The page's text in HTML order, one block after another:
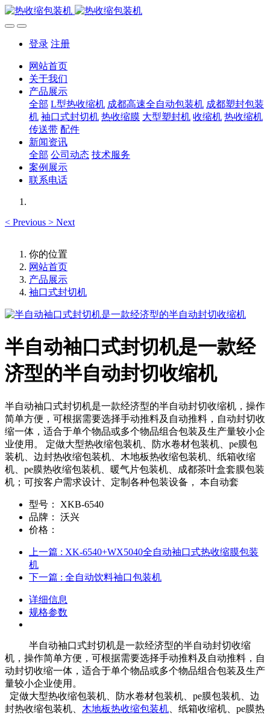
登录 注册
网站首页
关于我们
产品展示
全部 L型热收缩机 成都高速全自动包装机 成都塑封包装
机 袖口式封切机 热收缩膜 大型塑封机 收缩机 热收缩机
传送带 配件
新闻资讯
全部 公司动态 技术服务
案例展示
联系电话
< Previous > Next
你的位置
网站首页
产品展示
袖口式封切机
半自动袖口式封切机是一款经
济型的半自动封切收缩机
半自动袖口式封切机是一款经济型的半自动封切收缩机，操作
简单方便，可根据需要选择手动推料及自动推料，自动封切收
缩一体，适合于单个物品或多个物品组合包装及生产量较小企
业使用。 定做大型热收缩包装机、防水卷材包装机、pe膜包
装机、边封热收缩包装机、木地板热收缩包装机、纸箱收缩
机、pe膜热收缩包装机、暖气片包装机、成都茶叶盒套膜包装
机；可按客户需求设计、定制各种包装设备， 本自动套
型号：
XKB-6540
品牌：
沃兴
价格：
上一篇 : XK-6540+WX5040全自动袖口式热收缩膜包装
机
下一篇 : 全自动饮料袖口包装机
详细信息
规格参数
半自动袖口式封切机是一款经济型的半自动封切收缩
机，操作简单方便，可根据需要选择手动推料及自动推料，自
动封切收缩一体，适合于单个物品或多个物品组合包装及生产
量较小企业使用。
定做大型热收缩包装机、防水卷材包装机、pe膜包装机、边
封热收缩包装机、 木地板热收缩包装机 、纸箱收缩机、pe膜热